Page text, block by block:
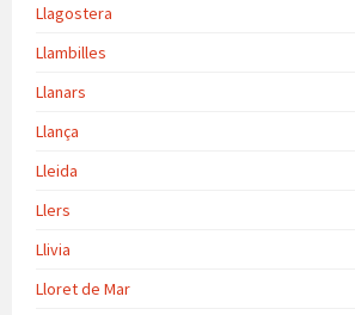
Llagostera
Llambilles
Llanars
Llança
Lleida
Llers
Llivia
Lloret de Mar